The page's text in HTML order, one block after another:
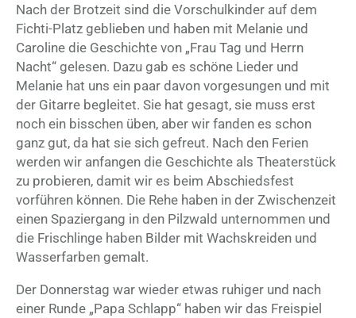
Nach der Brotzeit sind die Vorschulkinder auf dem
Fichti-Platz geblieben und haben mit Melanie und
Caroline die Geschichte von „Frau Tag und Herrn
Nacht“ gelesen. Dazu gab es schöne Lieder und
Melanie hat uns ein paar davon vorgesungen und mit
der Gitarre begleitet. Sie hat gesagt, sie muss erst
noch ein bisschen üben, aber wir fanden es schon
ganz gut, da hat sie sich gefreut. Nach den Ferien
werden wir anfangen die Geschichte als Theaterstück
zu probieren, damit wir es beim Abschiedsfest
vorführen können. Die Rehe haben in der Zwischenzeit
einen Spaziergang in den Pilzwald unternommen und
die Frischlinge haben Bilder mit Wachskreiden und
Wasserfarben gemalt.
Der Donnerstag war wieder etwas ruhiger und nach
einer Runde „Papa Schlapp“ haben wir das Freispiel